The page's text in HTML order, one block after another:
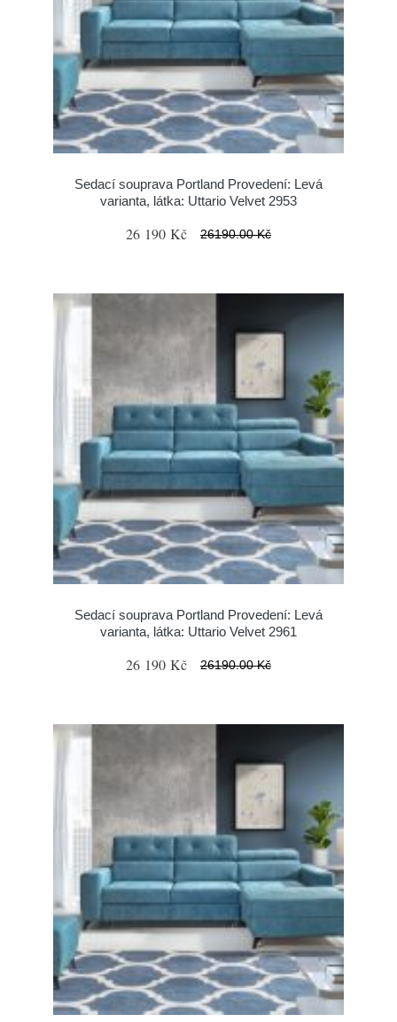
Sedací souprava Portland Provedení: Levá
varianta, látka: Uttario Velvet 2953
26 190 Kč 26190.00 Kč
Sedací souprava Portland Provedení: Levá
varianta, látka: Uttario Velvet 2961
26 190 Kč 26190.00 Kč